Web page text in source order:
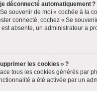
déconnecté automatiquement ?
souvenir de moi » cochée à la
connecté, cochez « Se
est absente, un administrateur a
les cookies » ?
tous les cookies générés par
a été activée par un